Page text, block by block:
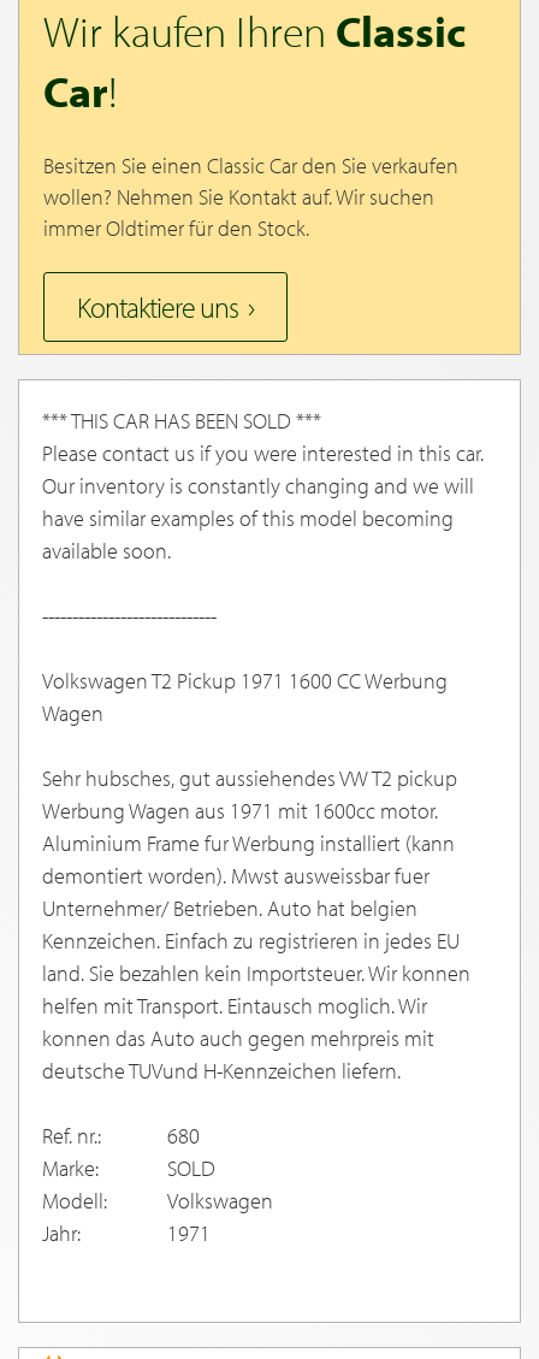
Wir kaufen Ihren Classic
Car!
Besitzen Sie einen Classic Car den Sie verkaufen
wollen? Nehmen Sie Kontakt auf. Wir suchen
immer Oldtimer für den Stock.
Kontaktiere uns
*** THIS CAR HAS BEEN SOLD ***
Please contact us if you were interested in this car.
Our inventory is constantly changing and we will
have similar examples of this model becoming
available soon.
-----------------------------
Volkswagen T2 Pickup 1971 1600 CC Werbung
Wagen
Sehr hubsches, gut aussiehendes VW T2 pickup
Werbung Wagen aus 1971 mit 1600cc motor.
Aluminium Frame fur Werbung installiert (kann
demontiert worden). Mwst ausweissbar fuer
Unternehmer/ Betrieben. Auto hat belgien
Kennzeichen. Einfach zu registrieren in jedes EU
land. Sie bezahlen kein Importsteuer. Wir konnen
helfen mit Transport. Eintausch moglich. Wir
konnen das Auto auch gegen mehrpreis mit
deutsche TUVund H-Kennzeichen liefern.
Ref. nr.:
680
Marke:
SOLD
Modell:
Volkswagen
Jahr:
1971